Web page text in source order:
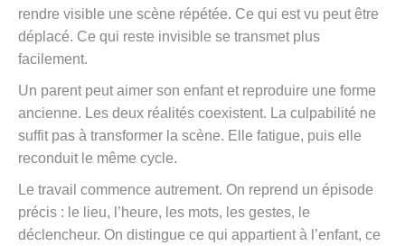
rendre visible une scène répétée. Ce qui est vu peut être
déplacé. Ce qui reste invisible se transmet plus
facilement.
Un parent peut aimer son enfant et reproduire une forme
ancienne. Les deux réalités coexistent. La culpabilité ne
suffit pas à transformer la scène. Elle fatigue, puis elle
reconduit le même cycle.
Le travail commence autrement. On reprend un épisode
précis : le lieu, l’heure, les mots, les gestes, le
déclencheur. On distingue ce qui appartient à l’enfant, ce